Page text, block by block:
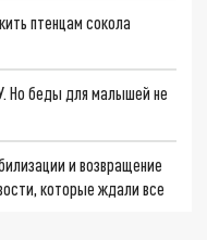
птенцам сокола
Но беды для малышей не
и возвращение
которые ждали все